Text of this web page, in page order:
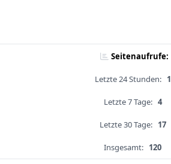
Seitenaufrufe:
Letzte 24 Stunden: 1
Letzte 7 Tage: 4
Letzte 30 Tage: 17
Insgesamt: 120